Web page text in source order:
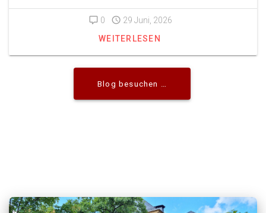
0
29 Juni, 2026
WEITERLESEN
Blog besuchen …